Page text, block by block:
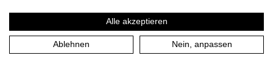
immersive und personalisierte Theaterwelten. In ihnen treffen
„Echtes“ und „Virtuelles“ aufeinander – eine Begegnung, die uns
gleichermaßen neugierig und skeptisch macht.
Alle akzeptieren
Ablehnen Nein, anpassen